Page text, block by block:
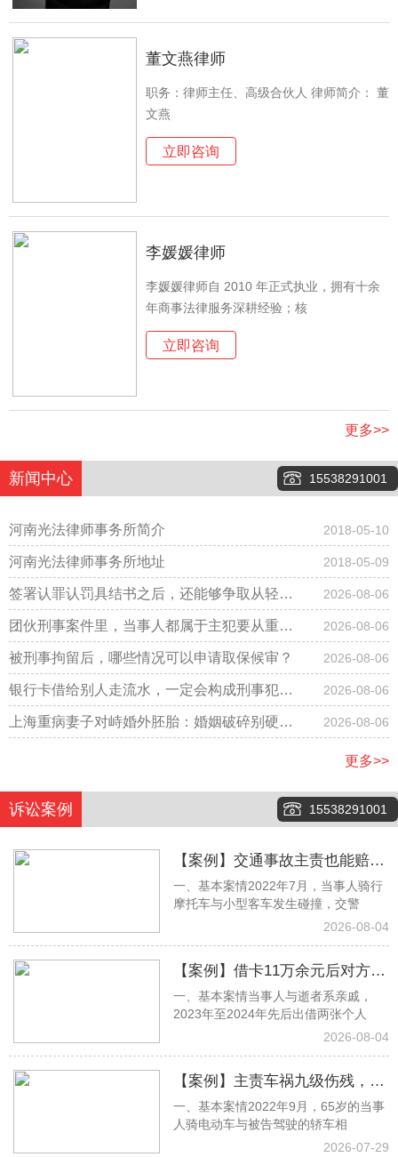
董文燕律师
职务：律师主任、高级合伙人 律师简介： 董
文燕
立即咨询
李媛媛律师
李媛媛律师自 2010 年正式执业，拥有十余
年商事法律服务深耕经验；核
立即咨询
更多>>
新闻中心 15538291001
河南光法律师事务所简介 2018-05-10
河南光法律师事务所地址 2018-05-09
签署认罪认罚具结书之后，还能够争取从轻改
判吗？
2026-08-06
团伙刑事案件里，当事人都属于主犯要从重判
刑吗？
2026-08-06
被刑事拘留后，哪些情况可以申请取保候审？ 2026-08-06
银行卡借给别人走流水，一定会构成刑事犯罪
吗？
2026-08-06
上海重病妻子对峙婚外胚胎：婚姻破碎别硬 2026-08-06
更多>>
诉讼案例 15538291001
【案例】交通事故主责也能赔！
梁林静律师调解拿下12万余元赔
一、基本案情2022年7月，当事人骑行
摩托车与小型客车发生碰撞，交警
2026-08-04
【案例】借卡11万余元后对方离
世遭家属拒还，杨思淼律师取证
一、基本案情当事人与逝者系亲戚，
2023年至2024年先后出借两张个人
2026-08-04
【案例】主责车祸九级伤残，张
明月律师当庭抗辩，足额获赔17
一、基本案情2022年9月，65岁的当事
人骑电动车与被告驾驶的轿车相
2026-07-29